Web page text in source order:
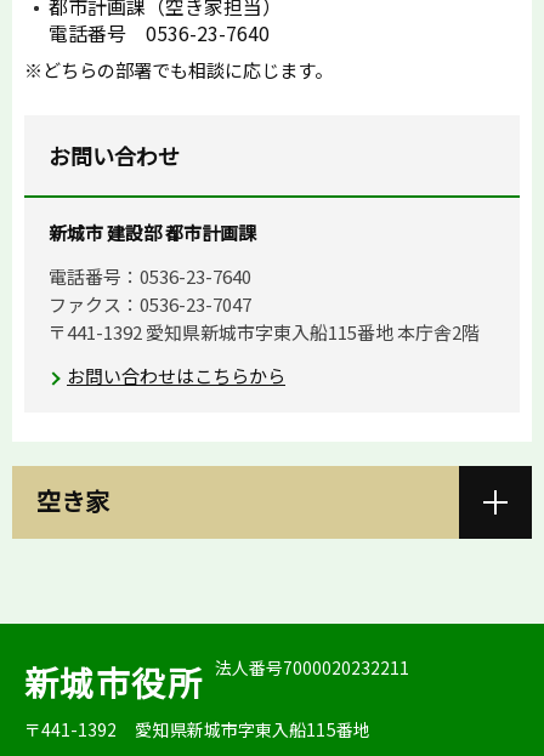
電話番号 0536-23-7640
※どちらの部署でも相談に応じます。
お問い合わせ
新城市 建設部 都市計画課
電話番号：0536-23-7640
ファクス：0536-23-7047
〒441-1392 愛知県新城市字東入船115番地 本庁舎2階
お問い合わせはこちらから
空き家
新城市役所 法人番号7000020232211
〒441-1392
愛知県新城市字東入船115番地